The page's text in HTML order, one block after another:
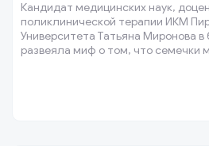
Кандидат медицинских наук,
поликлинической терапии ИКМ
Университета Татьяна Миронова в
развеяла миф о том, что семечки